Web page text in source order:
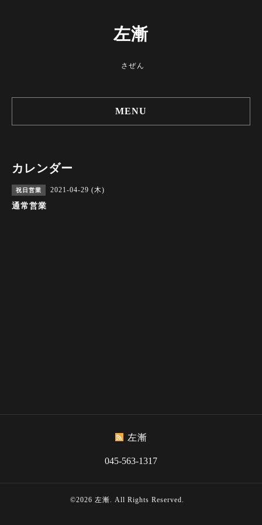
左漸
さぜん
MENU
カレンダー
祝日営業 2021-04-29 (木)
通常営業
左漸
045-563-1317
©2026 左漸. All Rights Reserved.